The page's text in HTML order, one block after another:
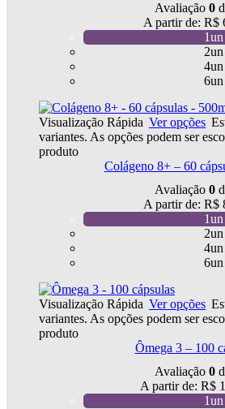
Avaliação 0
A partir de: R$
1un
2un
4un
6un
Visualização Rápida Ver opções
variantes. As opções podem ser
produto
Colágeno 8+ – 60
Avaliação 0
A partir de: R$
1un
2un
4un
6un
Visualização Rápida Ver opções
variantes. As opções podem ser
produto
Ômega 3 – 100
Avaliação 0
A partir de: R$
1un